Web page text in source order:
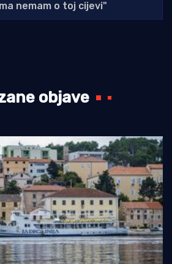
nemam o toj cijevi"
objave